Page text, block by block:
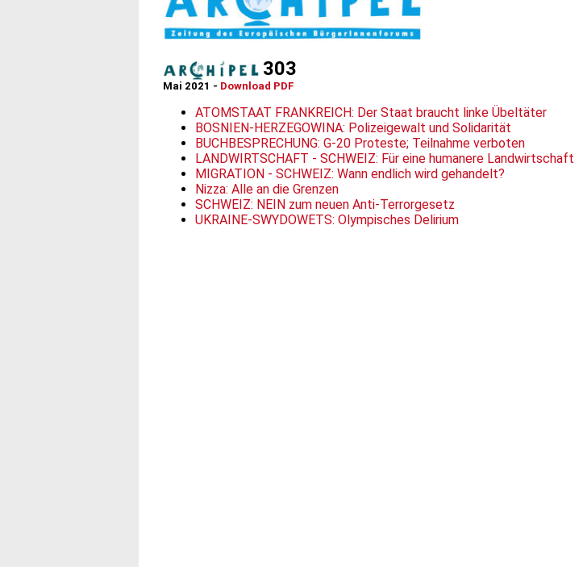
303
Mai 2021 - Download PDF
ATOMSTAAT FRANKREICH: Der Staat braucht linke Übeltäter
BOSNIEN-HERZEGOWINA: Polizeigewalt und Solidarität
BUCHBESPRECHUNG: G-20 Proteste; Teilnahme verboten
LANDWIRTSCHAFT - SCHWEIZ: Für eine humanere Landwirtschaft
MIGRATION - SCHWEIZ: Wann endlich wird gehandelt?
Nizza: Alle an die Grenzen
SCHWEIZ: NEIN zum neuen Anti-Terrorgesetz
UKRAINE-SWYDOWETS: Olympisches Delirium